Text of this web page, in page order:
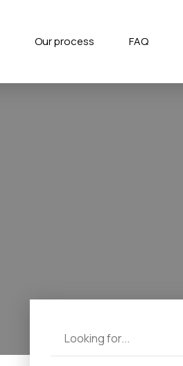
Our process FAQ